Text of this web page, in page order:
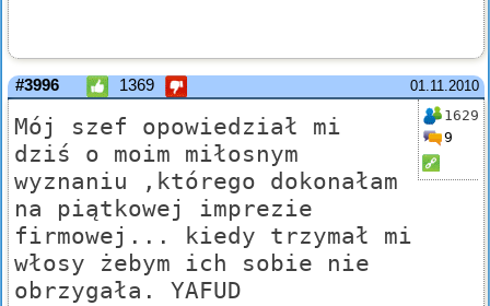
01.11.2010
#3996 1369
1629
9
Mój szef opowiedział mi
dziś o moim miłosnym
wyznaniu ,którego dokonałam
na piątkowej imprezie
firmowej... kiedy trzymał mi
włosy żebym ich sobie nie
obrzygała. YAFUD